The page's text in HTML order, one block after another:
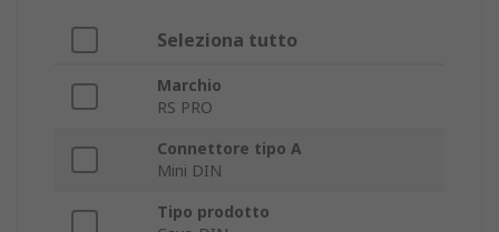
Seleziona tutto
Marchio
RS PRO
Connettore tipo A
Mini DIN
Tipo prodotto